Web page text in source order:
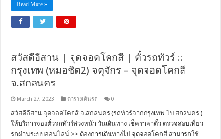
Read More »
สวัสดีอีสาน | จุดจอดโคกสี | ตั๋วรถทัวร์ ::
กรุงเทพ (หมอชิต2) จตุจักร – จุดจอดโคกสี
จ.สกลนคร
March 27, 2023 ตารางเดินรถ 0
สวัสดีอีสาน จุดจอดโคกสี จ.สกลนคร (รถทัวร์จากกรุงเทพ ไป สกลนคร )
ให้บริการจองตั๋วรถทัวร์ล่วงหน้า วันเดินทาง เช็คราคาตั๋ว ตรวจสอบเที่ยว
รถผ่านระบบออนไลน์ >> ต้องการเดินทางไป จุดจอดโคกสี สามารถใช้